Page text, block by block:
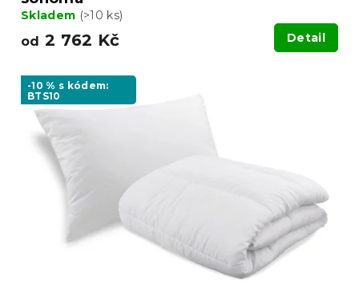
Skladem (>10 ks)
od 2 762 Kč Detail
-10 % s kódem:
BTS10